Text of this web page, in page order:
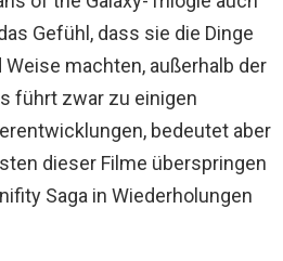
Gefühl, dass sie die Dinge
machten, außerhalb der
führt zwar zu einigen
bedeutet aber
dieser Filme überspringen
Saga in Wiederholungen